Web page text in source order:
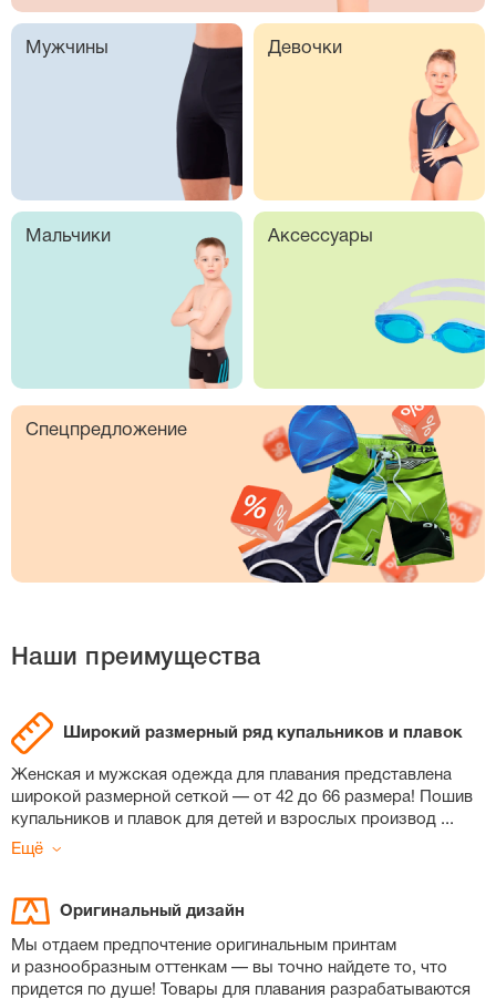
Мужчины Девочки
Мальчики Аксессуары
Спецпредложение
Наши преимущества
Широкий размерный ряд купальников и плавок
Женская и мужская одежда для плавания представлена
широкой размерной сеткой — от 42 до 66 размера! Пошив
купальников и плавок для детей и взрослых производ ...
Ещё
Оригинальный дизайн
Мы отдаем предпочтение оригинальным принтам
и разнообразным оттенкам — вы точно найдете то, что
придется по душе! Товары для плавания разрабатываются